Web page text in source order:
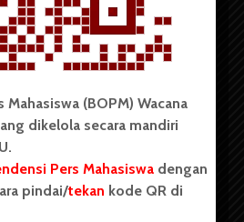
rights reserved BOPM WACANA.
(BOPM) Wacana merupakan
di luar kampus dan dikelola
Universitas Sumatera Utara
Wacana merupakan salah satu
(UKM) di Universitas Sumatera
(BOPM) Wacana
dikelola secara mandiri
Pers Mahasiswa dengan
pindai/tekan kode QR di